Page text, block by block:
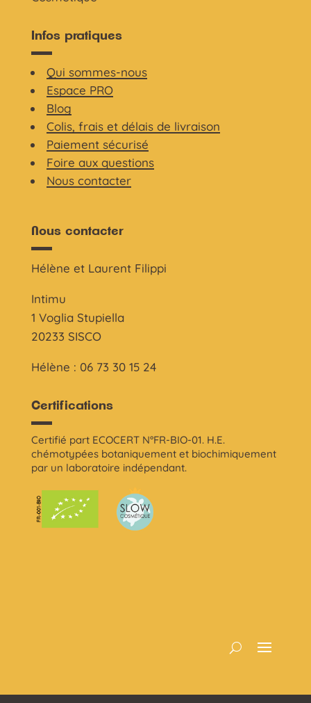
Infos pratiques
Qui sommes-nous
Espace PRO
Blog
Colis, frais et délais de livraison
Paiement sécurisé
Foire aux questions
Nous contacter
Nous contacter
Hélène et Laurent Filippi
Intimu
1 Voglia Stupiella
20233 SISCO
Hélène : 06 73 30 15 24
Certifications
Certifié part ECOCERT N°FR-BIO-01. H.E.
chémotypées botaniquement et biochimiquement
par un laboratoire indépendant.